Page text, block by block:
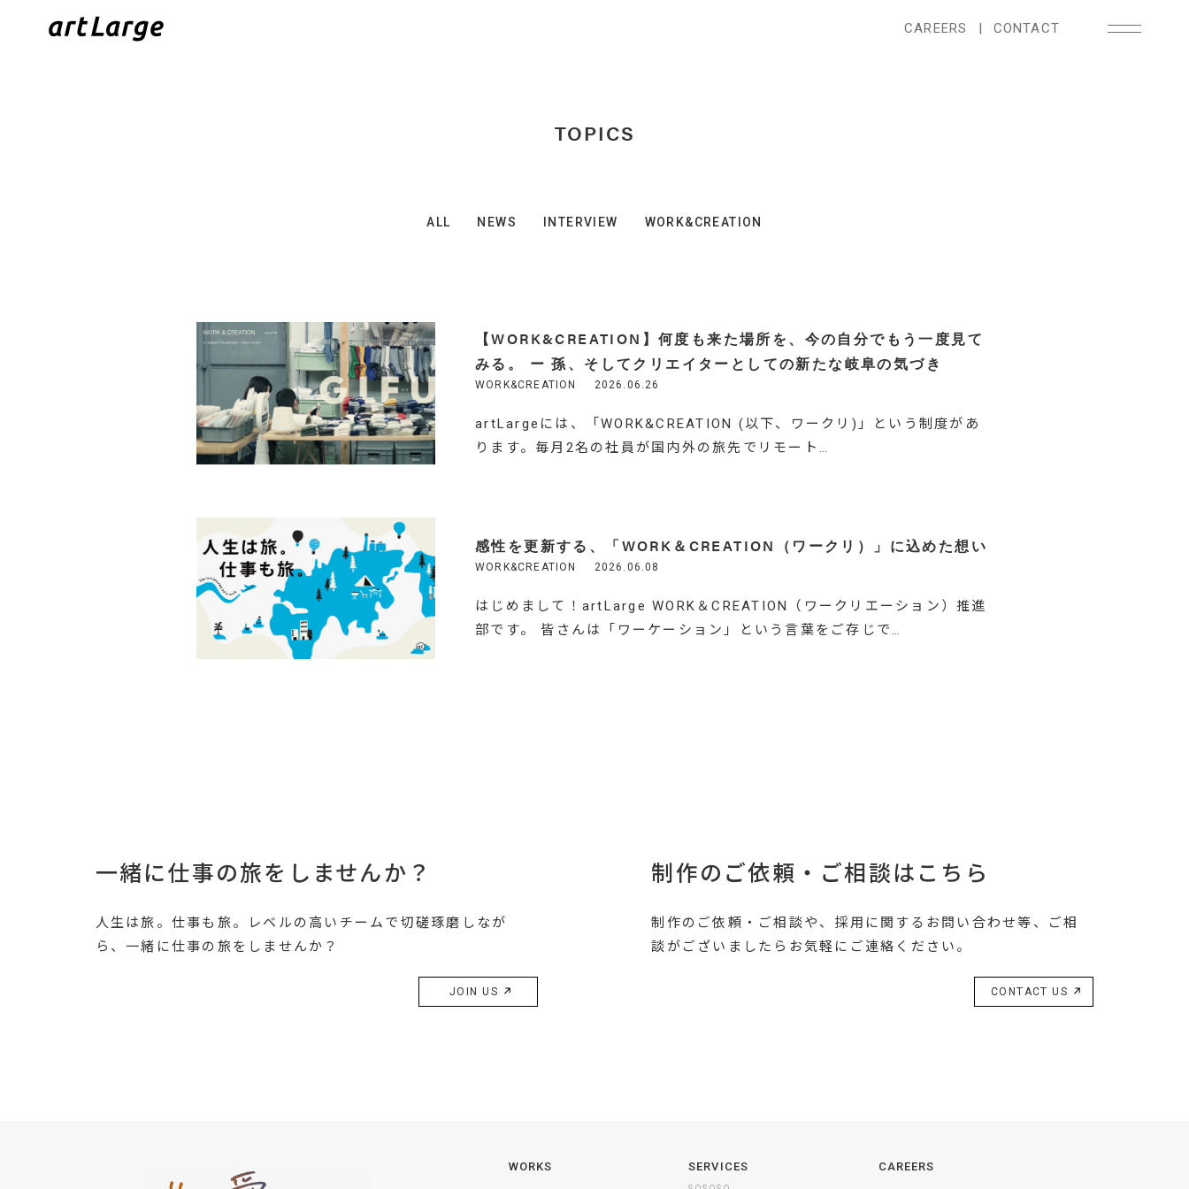
CAREERS | CONTACT
WORKS
ABOUT
SERVICES
SOSOSO
CAREERS
TOPICS
ALL NEWS INTERVIEW WORK&CREATION
【WORK&CREATION】何度も来た場所を、今の自分でもう一度見て
みる。 ー 孫、そしてクリエイターとしての新たな岐阜の気づき
WORK&CREATION 2026.06.26
artLargeには、「WORK&CREATION (以下、ワークリ)」という制度があ
ります。毎月2名の社員が国内外の旅先でリモート…
感性を更新する、「WORK＆CREATION（ワークリ）」に込めた想い
WORK&CREATION 2026.06.08
はじめまして！artLarge WORK＆CREATION（ワークリエーション）推進
部です。 皆さんは「ワーケーション」という言葉をご存じで…
一緒に仕事の旅をしませんか？
人生は旅。仕事も旅。レベルの高いチームで切磋琢磨しなが
ら、一緒に仕事の旅をしませんか？
JOIN US
制作のご依頼・ご相談はこちら
制作のご依頼・ご相談や、採用に関するお問い合わせ等、ご相
談がございましたらお気軽にご連絡ください。
CONTACT US
WORKS SERVICES CAREERS